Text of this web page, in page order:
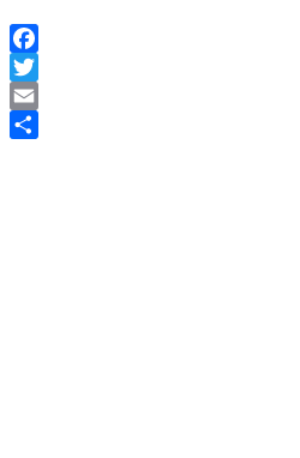
Facebook
Twitter
Email